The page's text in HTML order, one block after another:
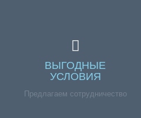
ВЫГОДНЫЕ
УСЛОВИЯ
Предлагаем сотрудничество